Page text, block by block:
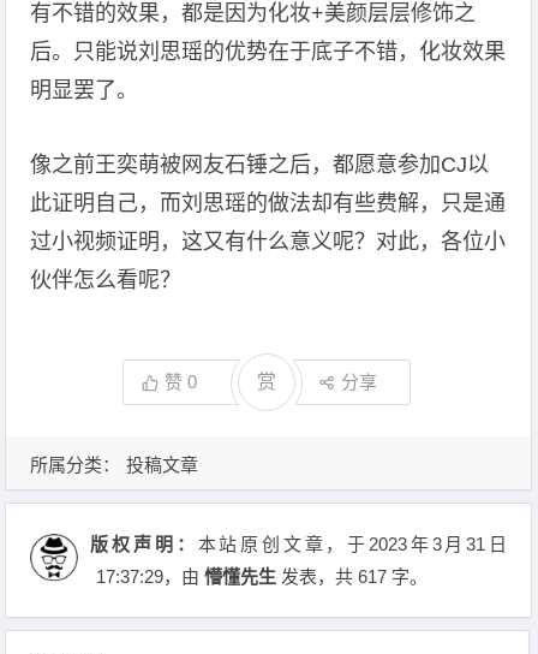
有不错的效果，都是因为化妆+美颜层层修饰之
后。只能说刘思瑶的优势在于底子不错，化妆效果
明显罢了。
像之前王奕萌被网友石锤之后，都愿意参加CJ以
此证明自己，而刘思瑶的做法却有些费解，只是通
过小视频证明，这又有什么意义呢？对此，各位小
伙伴怎么看呢？
赞0 赏 分享
所属分类： 投稿文章
版权声明： 本站原创文章，于2023年3月31日
17:37:29，由懵懂先生 发表，共 617 字。